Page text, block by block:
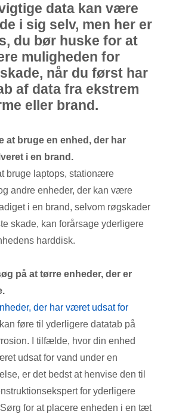
data kan være
i sig selv, men her er
du bør huske for at
muligheden for
når du først har
af data fra ekstrem
eller brand.
at bruge en enhed, der har
i en brand.
bruge laptops, stationære
andre enheder, der kan være
i en brand, selvom røgskader
skade, kan forårsage yderligere
harddisk.
på at tørre enheder, der er
der har været udsat for
kan føre til yderligere datatab på
I tilfælde, hvor din enhed
udsat for vand under en
er det bedst at henvise den til
for yderligere
for at placere enheden i en tæt